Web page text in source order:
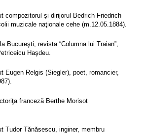
compozitorul şi dirijorul Bedrich Friedrich
muzicale naţionale cehe (m.12.05.1884).
Bucureşti, revista “Columna lui Traian”,
Haşdeu.
Eugen Relgis (Siegler), poet, romancier,
franceză Berthe Morisot
Tudor Tănăsescu, inginer, membru